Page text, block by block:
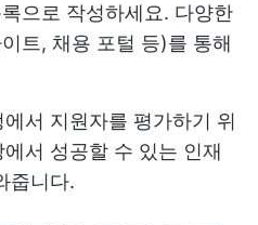
으로 작성하세요. 다양한
트, 채용 포털 등)를 통해
서 지원자를 평가하기 위
서 성공할 수 있는 인재
줍니다.